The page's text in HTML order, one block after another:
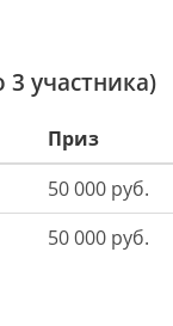
3 участника)
Приз
50 000 руб.
50 000 руб.